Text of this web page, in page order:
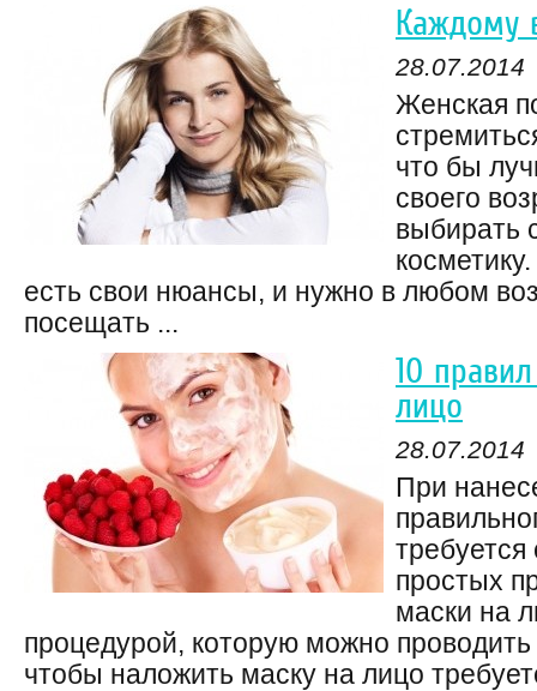
Каждому
28.07.2014
Женская
что бы
своего
выбирать
есть свои нюансы, и нужно в любом
посещать ...
10
лицо
28.07.2014
При
простых
маски на
процедурой, которую можно проводить
чтобы наложить маску на лицо